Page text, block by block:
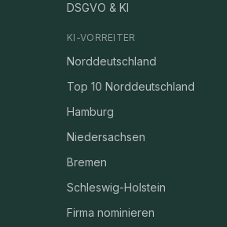
DSGVO & KI
KI-VORREITER
Norddeutschland
Top 10 Norddeutschland
Hamburg
Niedersachsen
Bremen
Schleswig-Holstein
Firma nominieren